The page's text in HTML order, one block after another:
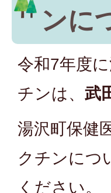
ンに
令和7年度
チンは、 武
湯沢町保健
クチンにつ
ください。